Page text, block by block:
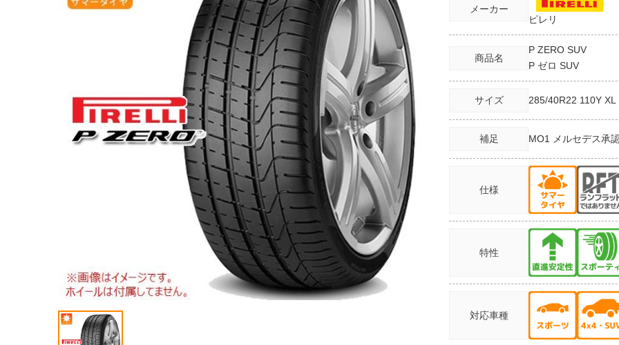
メーカー
ピレリ
商品名
P ZERO SUV
P ゼロ SUV
サイズ 285/40R22 110Y XL
補足 MO1 メルセデス承
仕様
特性
対応車種